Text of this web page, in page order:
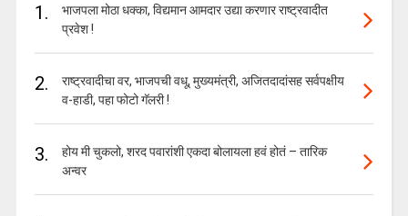
1.
भाजपला मोठा धक्का, विद्यमान आमदार उद्या करणार राष्ट्रवादीत
प्रवेश !
2.
राष्ट्रवादीचा वर, भाजपची वधू, मुख्यमंत्री, अजितदादांसह सर्वपक्षीय
व-हाडी, पहा फोटो गॅलरी !
3.
होय मी चुकलो, शरद पवारांशी एकदा बोलायला हवं होतं – तारिक
अन्वर